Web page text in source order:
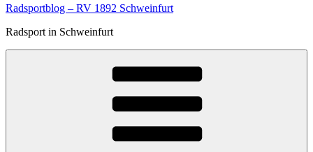
Radsportblog – RV 1892 Schweinfurt
Radsport in Schweinfurt